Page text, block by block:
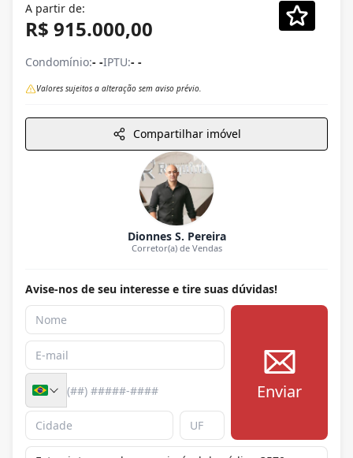
A partir de:
R$ 915.000,00
Condomínio:- -IPTU:- -
Valores sujeitos a alteração sem aviso prévio.
Compartilhar imóvel
Dionnes S. Pereira
Corretor(a) de Vendas
Avise-nos de seu interesse e tire suas dúvidas!
Enviar